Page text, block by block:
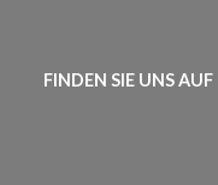
FINDEN SIE UNS AUF